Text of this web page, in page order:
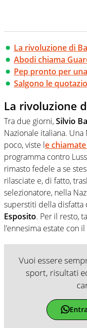
La rivoluzione di
Abodi chiama
Pep pronto per
Salgono le
La rivoluzione
Tra due giorni,Silvio
Nazionale italiana. Una
poco, viste le
programma contro
rimasto fedele a se
rilasciate e, di fatto,
selezionatore, nella
superstiti della disfatta
Esposito. Per il resto,
l’ennesima estate con
Vuoi essere
sport, risultati